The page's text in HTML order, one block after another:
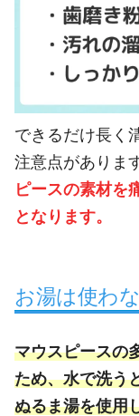
できるだけ長く
注意点がありま
ピースの素材を
となります。
お湯は使わ
マウスピースの
ため、水で洗う
ぬるま湯を使用